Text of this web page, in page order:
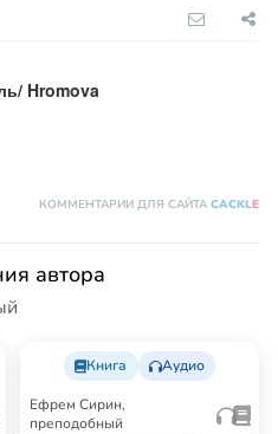
Hromova
КОММЕНТАРИИ ДЛЯ САЙТА CACKLE
автора
Книга Аудио
Ефрем Сирин,
преподобный